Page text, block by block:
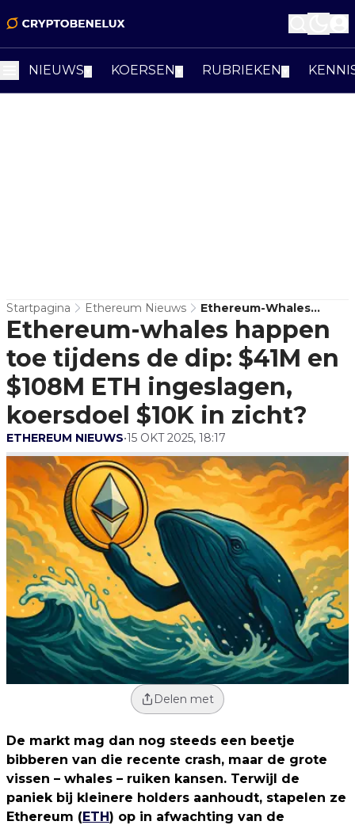
NIEUWS KOERSEN RUBRIEKEN
Startpagina Ethereum Nieuws
Ethereum-Whales
Happen Toe Tijdens De
Dip: $41M En $108M ETH
Ingeslagen, Koersdoel
$10K In Zicht?
Ethereum-whales happen
toe tijdens de dip: $41M en
$108M ETH ingeslagen,
koersdoel $10K in zicht?
ETHEREUM NIEUWS•15 OKT 2025, 18:17
Delen met
De markt mag dan nog steeds een beetje
bibberen van die recente crash, maar de grote
vissen – whales – ruiken kansen. Terwijl de
paniek bij kleinere holders aanhoudt, stapelen ze
Ethereum (ETH) op in afwachting van de